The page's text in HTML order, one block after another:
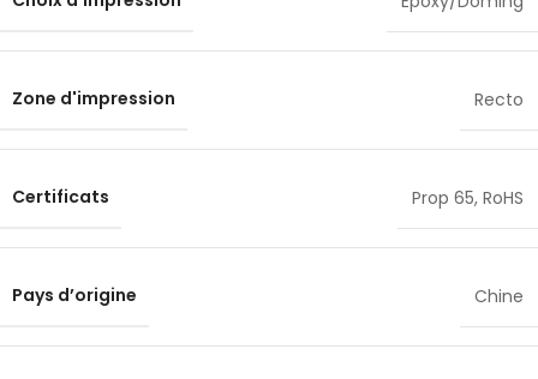
Zone d'impression Recto
Certificats Prop 65, RoHS
Pays d’origine Chine